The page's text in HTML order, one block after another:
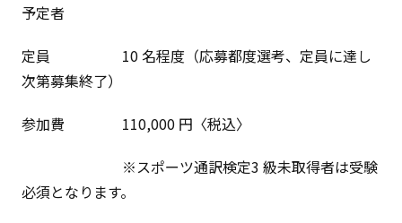
予定者
定員 10 名程度（応募都度選考、定員に達し
次第募集終了）
参加費 110,000 円〈税込〉
※スポーツ通訳検定3 級未取得者は受験
必須となります。